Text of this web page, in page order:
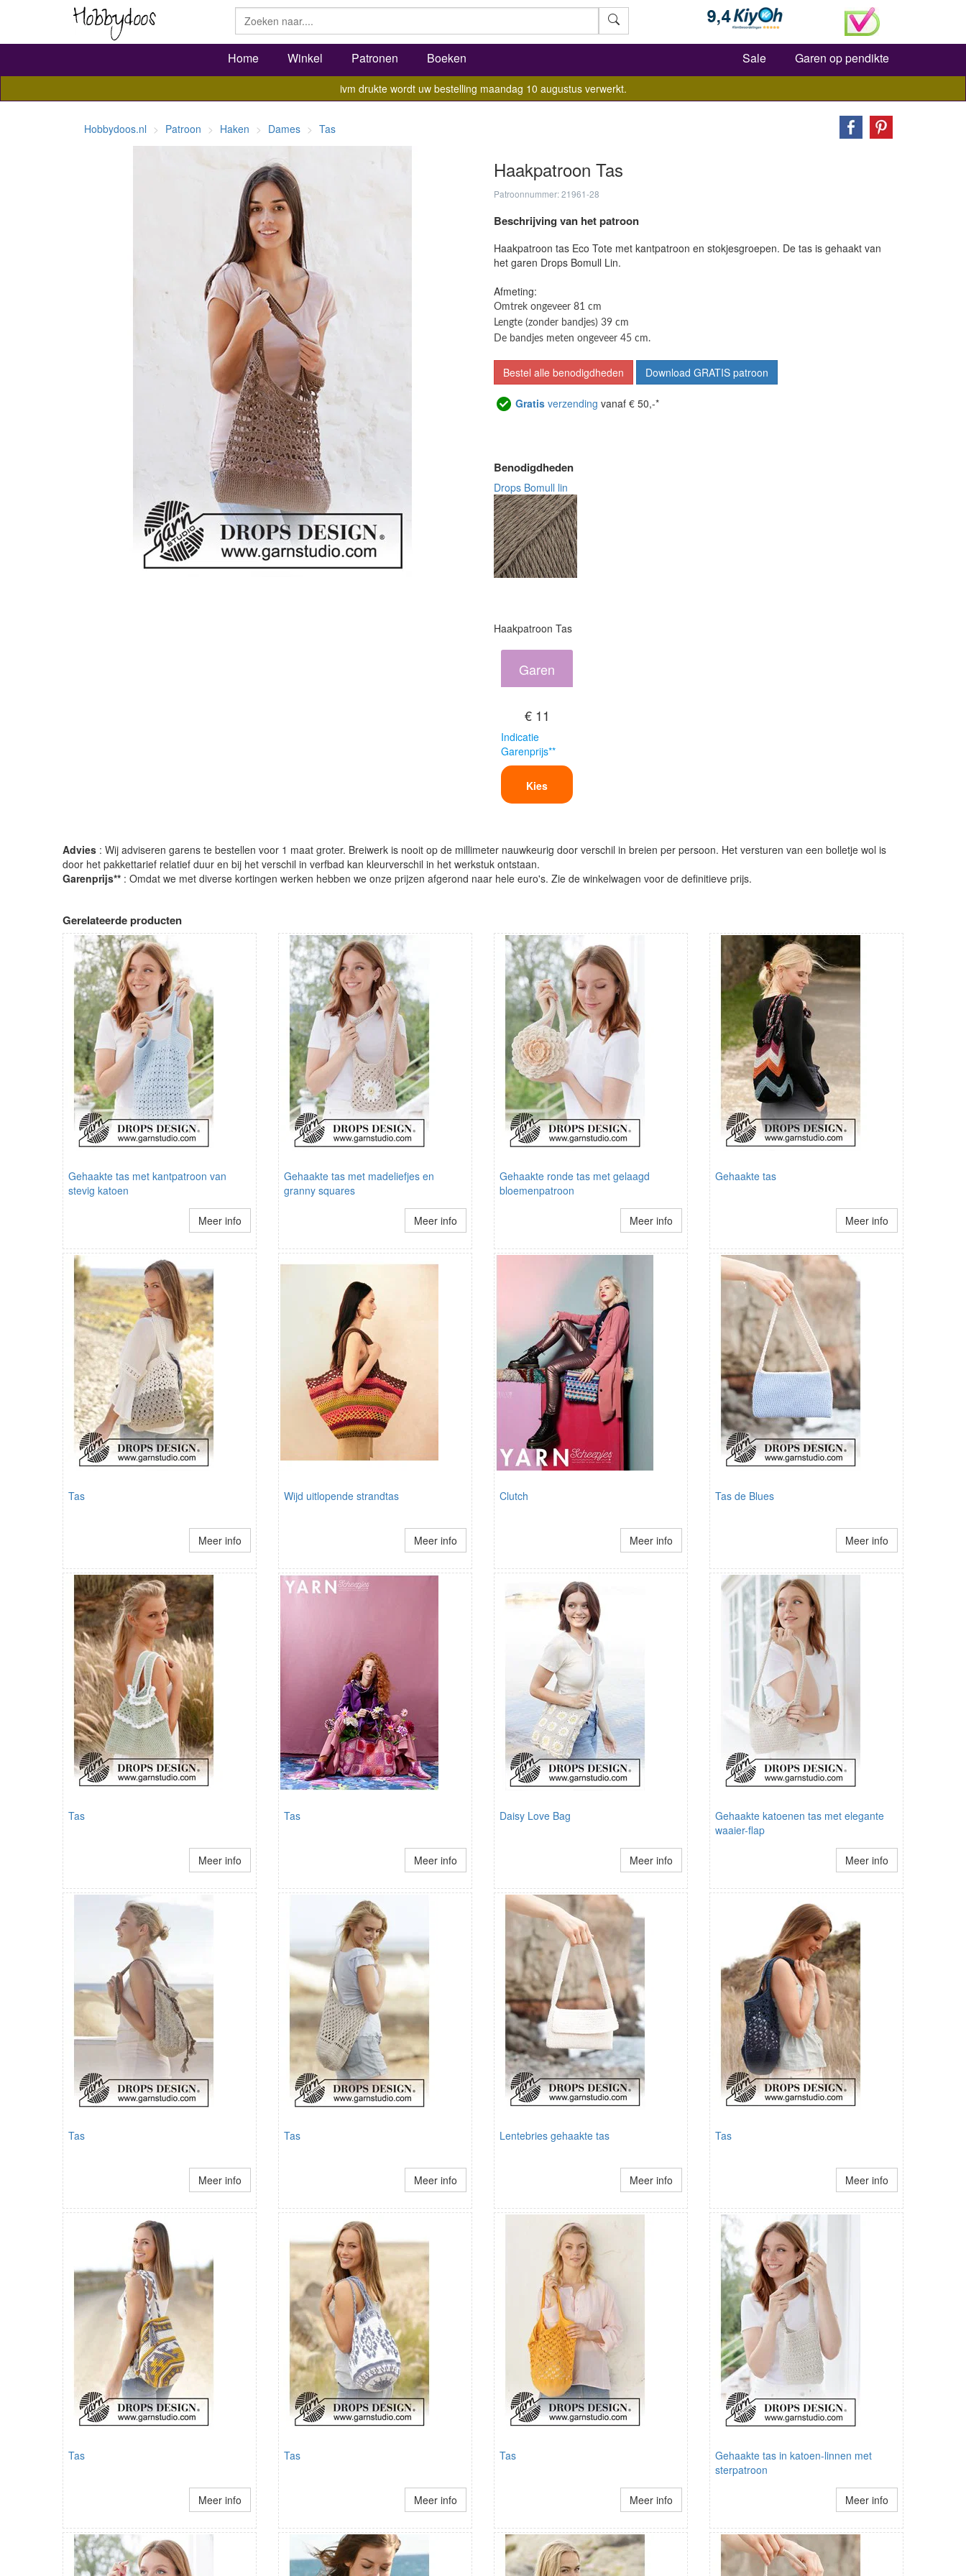
Zoeken
Home Winkel Patronen Boeken Sale Garen op pendikte
ivm drukte wordt uw bestelling maandag 10 augustus verwerkt.
Hobbydoos.nl Patroon Haken Dames Tas
Haakpatroon Tas
Patroonnummer: 21961-28
Beschrijving van het patroon
Haakpatroon tas Eco Tote met kantpatroon en stokjesgroepen. De tas is gehaakt van
het garen Drops Bomull Lin.
Afmeting:
Omtrek ongeveer 81 cm
Lengte (zonder bandjes) 39 cm
De bandjes meten ongeveer 45 cm.
Bestel alle benodigdheden Download GRATIS patroon
Gratis verzending vanaf € 50,-*
Benodigdheden
Drops Bomull lin
Haakpatroon Tas
Garen
€ 11
Indicatie
Garenprijs**
Kies
Advies : Wij adviseren garens te bestellen voor 1 maat groter. Breiwerk is nooit op de millimeter nauwkeurig door verschil in breien per persoon. Het versturen van een bolletje wol is
door het pakkettarief relatief duur en bij het verschil in verfbad kan kleurverschil in het werkstuk ontstaan.
Garenprijs** : Omdat we met diverse kortingen werken hebben we onze prijzen afgerond naar hele euro's. Zie de winkelwagen voor de definitieve prijs.
Gerelateerde producten
Gehaakte tas met kantpatroon van
stevig katoen
Meer info
Gehaakte tas met madeliefjes en
granny squares
Meer info
Gehaakte ronde tas met gelaagd
bloemenpatroon
Meer info
Gehaakte tas
Meer info
Tas
Meer info
Wijd uitlopende strandtas
Meer info
Clutch
Meer info
Tas de Blues
Meer info
Tas
Meer info
Tas
Meer info
Daisy Love Bag
Meer info
Gehaakte katoenen tas met elegante
waaier-flap
Meer info
Tas
Meer info
Tas
Meer info
Lentebries gehaakte tas
Meer info
Tas
Meer info
Tas
Meer info
Tas
Meer info
Tas
Meer info
Gehaakte tas in katoen-linnen met
sterpatroon
Meer info